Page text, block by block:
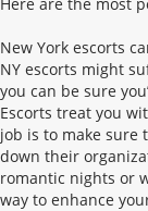
New York escorts
NY escorts might
you can be sure
Escorts treat you
job is to make sure
down their
romantic nights or
way to enhance